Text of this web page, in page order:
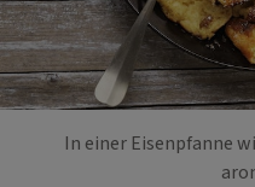
In einer Eisenpfanne